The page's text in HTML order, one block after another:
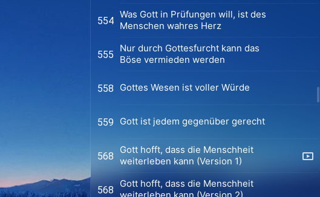
554
Was Gott in Prüfungen will, ist des
Menschen wahres Herz
555
Nur durch Gottesfurcht kann das
Böse vermieden werden
558 Gottes Wesen ist voller Würde
559 Gott ist jedem gegenüber gerecht
568
Gott hofft, dass die Menschheit
weiterleben kann (Version 1)
568
Gott hofft, dass die Menschheit